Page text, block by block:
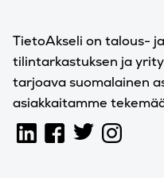
TietoAkseli on talous-
tilintarkastuksen ja
tarjoava suomalainen
asiakkaitamme